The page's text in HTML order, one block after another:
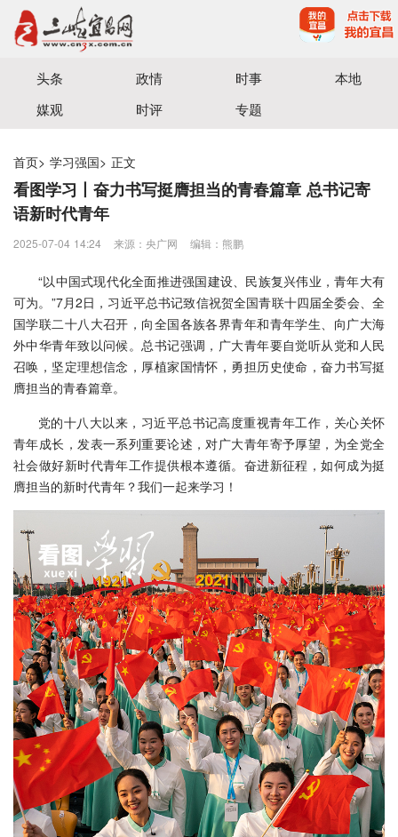
宜昌三峡融媒体中心主办
头条 政情 时事
本地
媒观
时评 专题
首页> 学习强国> 正文
看图学习丨奋力书写挺膺担当的青春篇章 总书记寄
语新时代青年
2025-07-04 14:24 来源：央广网 编辑：熊鹏
“以中国式现代化全面推进强国建设、民族复兴伟业，青年大有
可为。”7月2日，习近平总书记致信祝贺全国青联十四届全委会、全
国学联二十八大召开，向全国各族各界青年和青年学生、向广大海
外中华青年致以问候。总书记强调，广大青年要自觉听从党和人民
召唤，坚定理想信念，厚植家国情怀，勇担历史使命，奋力书写挺
膺担当的青春篇章。
党的十八大以来，习近平总书记高度重视青年工作，关心关怀
青年成长，发表一系列重要论述，对广大青年寄予厚望，为全党全
社会做好新时代青年工作提供根本遵循。奋进新征程，如何成为挺
膺担当的新时代青年？我们一起来学习！